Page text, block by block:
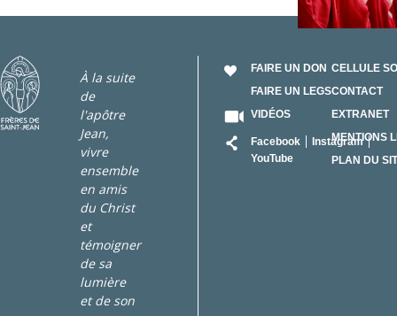
À la suite
de
l'apôtre
Jean,
vivre
ensemble
en amis
du Christ
et
témoigner
de sa
lumière
et de son
FAIRE UN DON
FAIRE UN LEGS
VIDÉOS
Facebook
Instagram
YouTube
CELLULE
CONTACT
EXTRANET
MENTIONS
PLAN DU